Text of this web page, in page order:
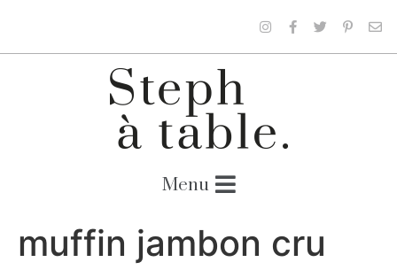
muffin jambon cru